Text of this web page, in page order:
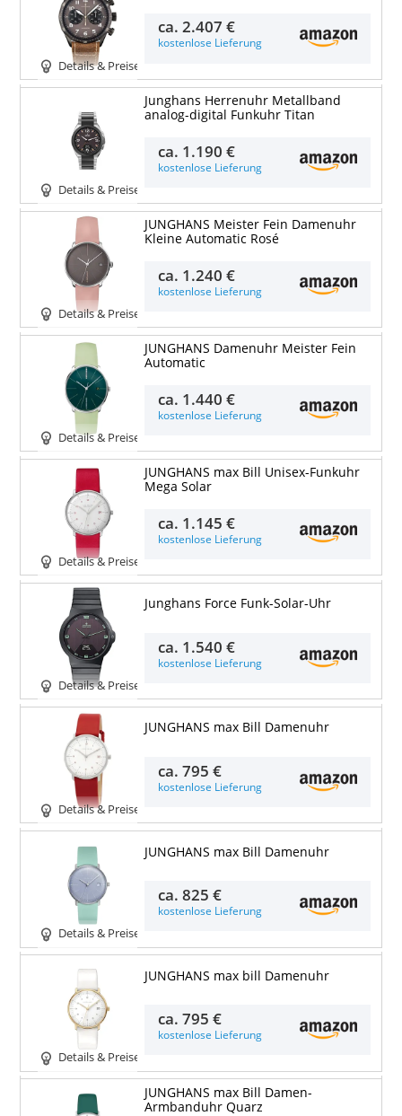
Details & Preise
ca.2.407 €
kostenlose Lieferung
Details & Preise
Junghans Herrenuhr Metallband
analog-digital Funkuhr Titan
ca. 1.190 €
kostenlose Lieferung
Details & Preise
JUNGHANS Meister Fein Damenuhr
Kleine Automatic Rosé
ca. 1.240 €
kostenlose Lieferung
Details & Preise
JUNGHANS Damenuhr Meister Fein
Automatic
ca. 1.440 €
kostenlose Lieferung
Details & Preise
JUNGHANS max Bill Unisex-Funkuhr
Mega Solar
ca. 1.145 €
kostenlose Lieferung
Details & Preise
Junghans Force Funk-Solar-Uhr
ca. 1.540 €
kostenlose Lieferung
Details & Preise
JUNGHANS max Bill Damenuhr
ca.795 €
kostenlose Lieferung
Details & Preise
JUNGHANS max Bill Damenuhr
ca.825 €
kostenlose Lieferung
Details & Preise
JUNGHANS max bill Damenuhr
ca.795 €
kostenlose Lieferung
JUNGHANS max Bill Damen-
Armbanduhr Quarz